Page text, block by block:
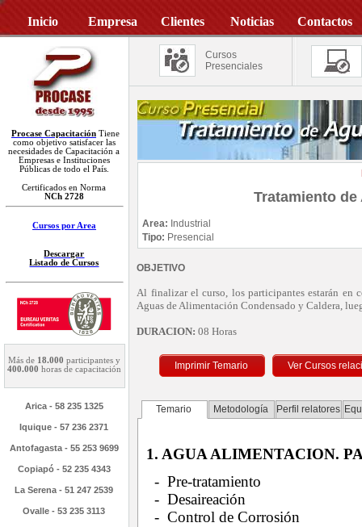
Inicio Empresa Clientes Noticias Contactos
Procase Capacitación Tiene
como objetivo satisfacer las
necesidades de Capacitación a
Empresas e Instituciones
Públicas de todo el País.
Certificados en Norma
NCh 2728
Cursos por Area
Descargar
Listado de Cursos
Más de 18.000 participantes y
400.000 horas de capacitación
Arica - 58 235 1325
Iquique - 57 236 2371
Antofagasta - 55 253 9699
Copiapó - 52 235 4343
La Serena - 51 247 2539
Ovalle - 53 235 3113
Cursos
Presenciales
Tratamiento de
Area: Industrial
Tipo: Presencial
OBJETIVO
Al finalizar el curso, los participantes estarán en
Aguas de Alimentación Condensado y Caldera,
DURACION: 08 Horas
Imprimir Temario
Temario Metodología Perfil relatores
1. AGUA ALIMENTACION.
- Pre-tratamiento
- Desaireación
- Control de Corrosión